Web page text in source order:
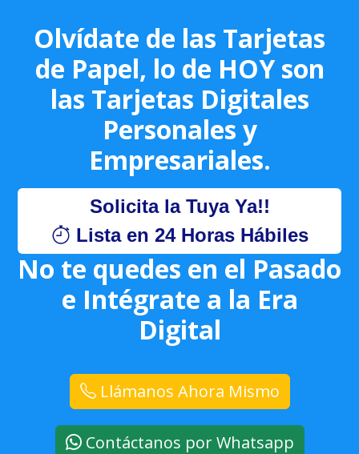
Olvídate de las Tarjetas
de Papel, lo de HOY son
las Tarjetas Digitales
Personales y
Empresariales.
Solicita la Tuya Ya!!
Lista en 24 Horas Hábiles
No te quedes en el Pasado
e Intégrate a la Era
Digital
Llámanos Ahora Mismo
Contáctanos por Whatsapp